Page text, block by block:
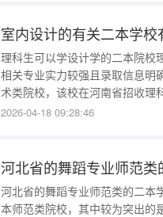
室内设计的有关二本学校
理科生可以学设计学的二本院校
相关专业实力较强且录取信息明
术类院校，该校在河南省招收理
512分；工业设计专业在四川省
2026-04-18 09:28:46
河北省的舞蹈专业师范类
河北省的舞蹈专业师范类的二本
本师范类院校，其中较为突出的